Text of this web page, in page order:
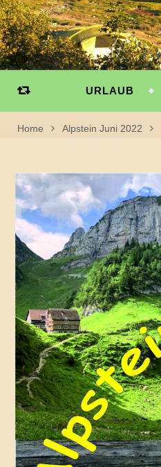
URLAUB
Home Alpstein Juni 2022